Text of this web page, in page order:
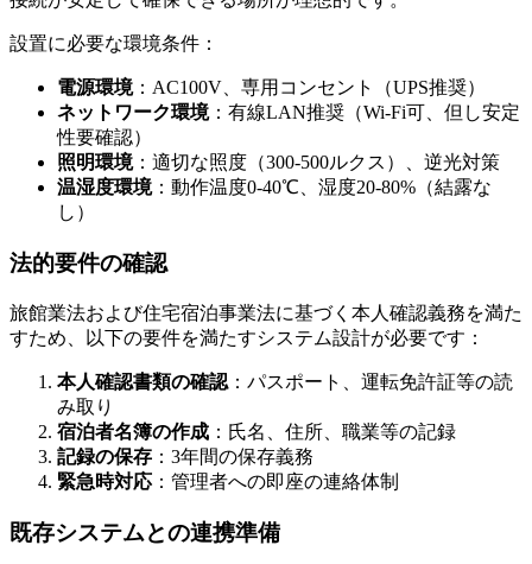
設置に必要な環境条件：
電源環境：AC100V、専用コンセント（UPS推奨）
ネットワーク環境：有線LAN推奨（Wi-Fi可、但し安定
性要確認）
照明環境：適切な照度（300-500ルクス）、逆光対策
温湿度環境：動作温度0-40℃、湿度20-80%（結露な
し）
法的要件の確認
旅館業法および住宅宿泊事業法に基づく本人確認義務を満た
すため、以下の要件を満たすシステム設計が必要です：
本人確認書類の確認 ：パスポート、運転免許証等の読
み取り
宿泊者名簿の作成 ：氏名、住所、職業等の記録
記録の保存 ：3年間の保存義務
緊急時対応 ：管理者への即座の連絡体制
既存システムとの連携準備